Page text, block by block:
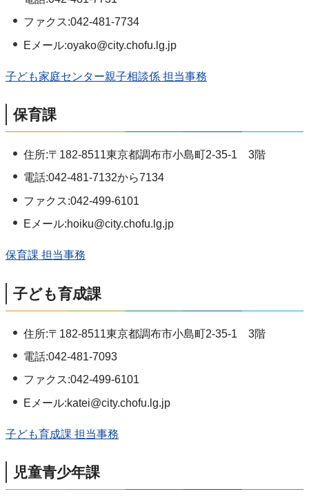
ファクス:042-481-7734
Eメール:oyako@city.chofu.lg.jp
子ども家庭センター親子相談係 担当事務
保育課
住所:〒182-8511東京都調布市小島町2-35-1 3階
電話:042-481-7132から7134
ファクス:042-499-6101
Eメール:hoiku@city.chofu.lg.jp
保育課 担当事務
子ども育成課
住所:〒182-8511東京都調布市小島町2-35-1 3階
電話:042-481-7093
ファクス:042-499-6101
Eメール:katei@city.chofu.lg.jp
子ども育成課 担当事務
児童青少年課